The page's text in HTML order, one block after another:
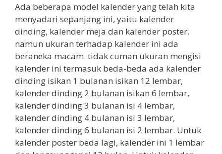
Ada beberapa model kalender yang telah kita
menyadari sepanjang ini, yaitu kalender
dinding, kalender meja dan kalender poster.
namun ukuran terhadap kalender ini ada
beraneka macam. tidak cuman ukuran mengisi
kalender ini termasuk beda-beda ada kalender
dinding isikan 1 bulanan isikan 12 lembar,
kalender dinding 2 bulanan isikan 6 lembar,
kalender dinding 3 bulanan isi 4 lembar,
kalender dinding 4 bulanan isi 3 lembar,
kalender dinding 6 bulanan isi 2 lembar. Untuk
kalender poster beda lagi, kalender ini 1 lembar